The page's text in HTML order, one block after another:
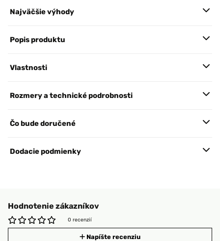
Najväčšie výhody
Popis produktu
Vlastnosti
Rozmery a technické podrobnosti
Čo bude doručené
Dodacie podmienky
Hodnotenie zákazníkov
0 recenzií
Napíšte recenziu